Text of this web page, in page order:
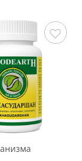
Сохранить